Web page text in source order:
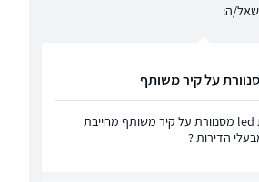
שאל/ה:
על קיר משותף
האם התקנת תאורת led מסנוורת על קיר משותף מחייבת